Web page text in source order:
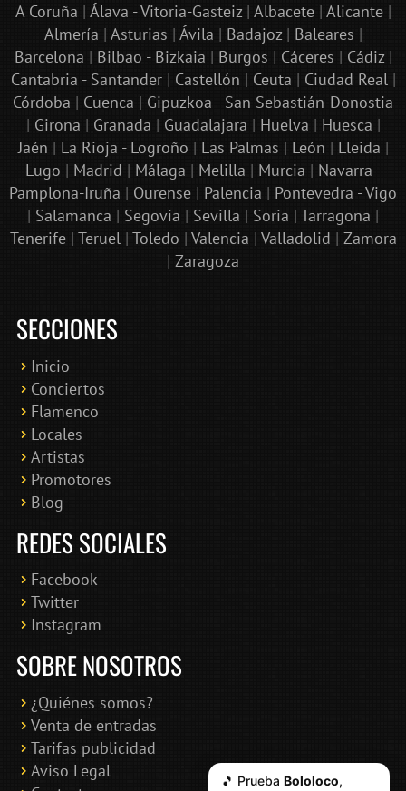
A Coruña | Álava - Vitoria-Gasteiz| Albacete| Alicante|
Almería | Asturias | Ávila | Badajoz| Baleares |
Barcelona | Bilbao - Bizkaia | Burgos | Cáceres | Cádiz|
Cantabria - Santander| Castellón | Ceuta | Ciudad Real|
Córdoba | Cuenca | Gipuzkoa - San Sebastián-Donostia
| Girona | Granada | Guadalajara | Huelva | Huesca |
Jaén | La Rioja - Logroño | Las Palmas | León | Lleida |
Lugo | Madrid | Málaga | Melilla | Murcia | Navarra -
Pamplona-Iruña | Ourense | Palencia | Pontevedra - Vigo
| Salamanca | Segovia | Sevilla | Soria | Tarragona |
Tenerife| Teruel| Toledo | Valencia | Valladolid | Zamora
| Zaragoza
SECCIONES
Inicio
Conciertos
Flamenco
Locales
Artistas
Promotores
Blog
REDES SOCIALES
Facebook
Twitter
Instagram
SOBRE NOSOTROS
¿Quiénes somos?
Venta de entradas
Tarifas publicidad
Aviso Legal
🎵 Prueba Bololoco,